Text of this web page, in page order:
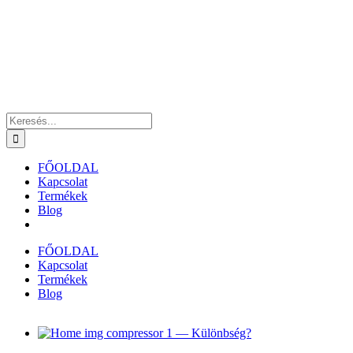
Keresés...
FŐOLDAL
Kapcsolat
Termékek
Blog
FŐOLDAL
Kapcsolat
Termékek
Blog
View